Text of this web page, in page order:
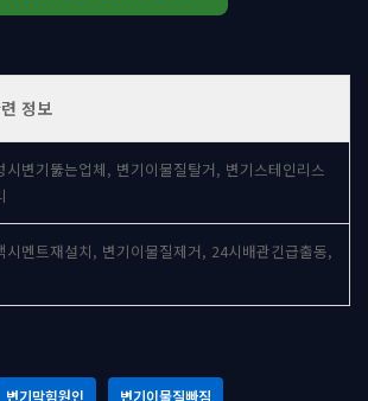
정보
시변기뚫는업체, 변기이물질탈거, 변기스테인리스
시멘트재설치, 변기이물질제거, 24시배관긴급출동,
변기막힘원인 변기이물질빠짐